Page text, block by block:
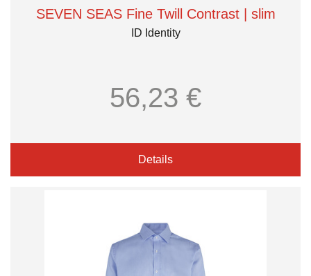
SEVEN SEAS Fine Twill Contrast | slim
ID Identity
56,23 €
Details